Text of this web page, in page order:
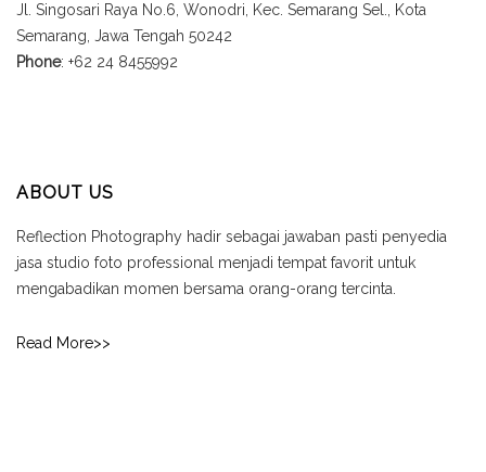
Jl. Singosari Raya No.6, Wonodri, Kec. Semarang Sel., Kota
Semarang, Jawa Tengah 50242
Phone: +62 24 8455992
ABOUT US
Reflection Photography hadir sebagai jawaban pasti penyedia
jasa studio foto professional menjadi tempat favorit untuk
mengabadikan momen bersama orang-orang tercinta.
Read More>>